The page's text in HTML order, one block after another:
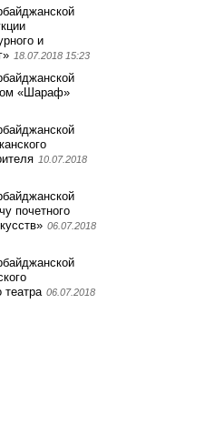
и
18.07.2018 15:23
«Шараф»
10.07.2018
почетного
06.07.2018
театра 06.07.2018